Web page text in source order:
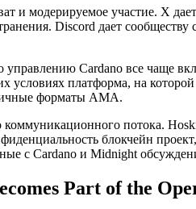
и модерируемое участие. X
Discord дает
Cardano все чаще
условиях платформа, на
форматы AMA.
коммуникационного потока.
блокчейн
с Cardano и Midnight
Part of the